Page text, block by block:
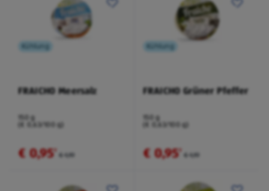
Kühlung
FRAICHO Meersalz
150 g
(€ 0,63/100 g)
€ 0,95² € 1,19
Kühlung
FRAICHO Grüner Pfeffer
150 g
(€ 0,63/100 g)
€ 0,95² € 1,19